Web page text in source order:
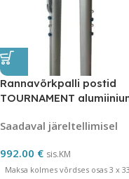
Rannavõrkpalli postid
TOURNAMENT
Saadaval järeltellimisel
992.00 € sis.KM
Maksa kolmes võrdses osas 3 x